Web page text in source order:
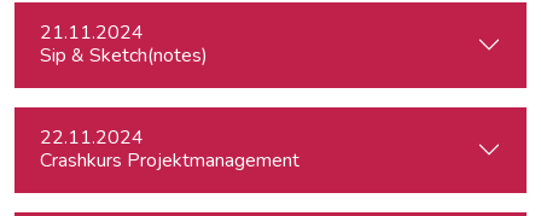
21.11.2024
Sip & Sketch(notes)
22.11.2024
Crashkurs Projektmanagement